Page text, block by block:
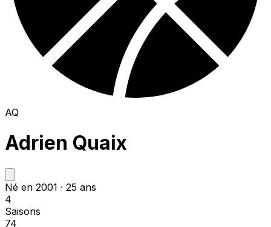
AQ
Adrien Quaix
Né en 2001 · 25 ans
4
Saisons
74